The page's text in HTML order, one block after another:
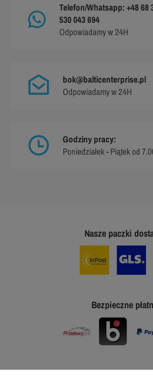
Telefon/Whatsapp: +48 68
530 043 694
Odpowiadamy w 24H
bok@balticenterprise.pl
Odpowiadamy w 24H
Godziny pracy:
Poniedziałek - Piątek od
Nasze paczki
Bezpieczne